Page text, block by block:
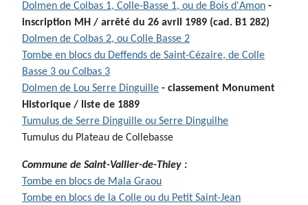
Dolmen de Colbas 1, Colle-Basse 1, ou de Bois d'Amon -
inscription MH / arrêté du 26 avril 1989 (cad. B1 282)
Dolmen de Colbas 2, ou Colle Basse 2
Tombe en blocs du Deffends de Saint-Cézaire, de Colle
Basse 3 ou Colbas 3
Dolmen de Lou Serre Dinguille - classement Monument
Historique / liste de 1889
Tumulus de Serre Dinguille ou Serre Dinguilhe
Tumulus du Plateau de Collebasse
Commune de Saint-Vallier-de-Thiey :
Tombe en blocs de Mala Graou
Tombe en blocs de la Colle ou du Petit Saint-Jean